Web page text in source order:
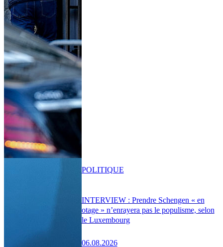
INTERVIEW : Prendre Schengen « en
otage » n’enrayera pas le populisme, selon
le Luxembourg
06.08.2026
POLITIQUE